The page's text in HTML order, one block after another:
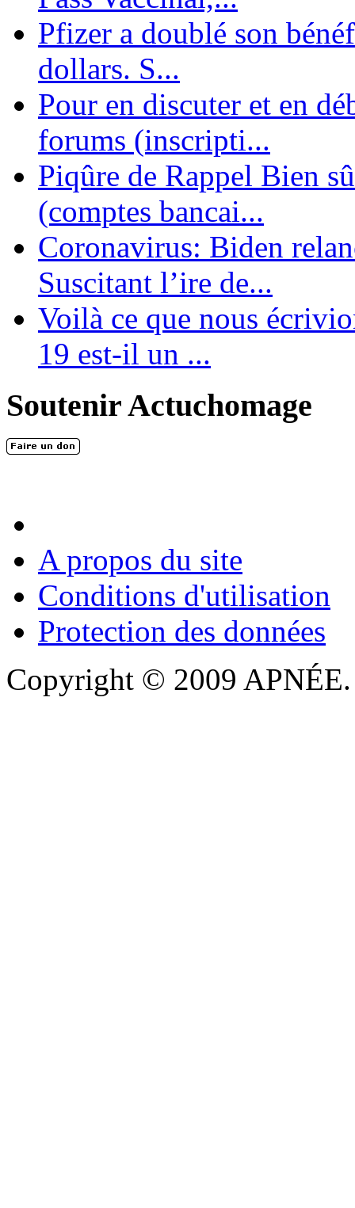
Pfizer a doublé son
dollars. S...
Pour en discuter et en
forums (inscripti...
Piqûre de Rappel Bien
(comptes bancai...
Coronavirus: Biden
Suscitant l’ire de...
Voilà ce que nous
19 est-il un ...
Soutenir Actuchomage
A propos du site
Conditions d'utilisation
Protection des données
Copyright © 2009 APNÉE.